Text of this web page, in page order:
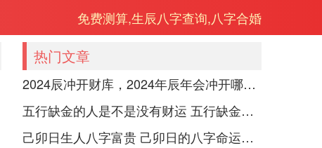
免费测算,生辰八字查询,八字合婚
热门文章
2024辰冲开财库，2024年辰年会冲开哪些人的财库
五行缺金的人是不是没有财运 五行缺金的人命运好不好
己卯日生人八字富贵 己卯日的八字命运如何